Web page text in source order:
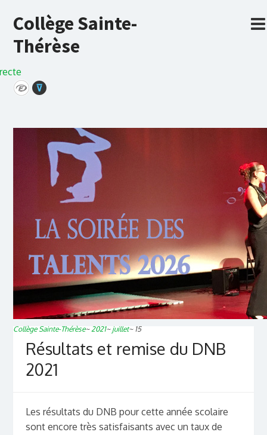
Collège Sainte-
Thérèse
⊽
Collège Sainte-Thérèse~ 2021~ juillet~ 15
Résultats et remise du DNB
2021
Les résultats du DNB pour cette année scolaire
sont encore très satisfaisants avec un taux de